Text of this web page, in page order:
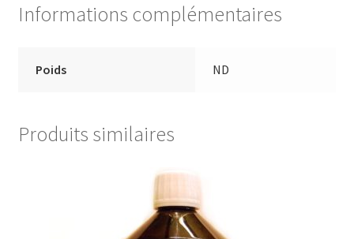
Informations complémentaires
Poids ND
Produits similaires